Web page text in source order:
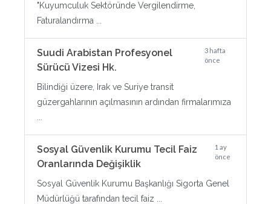
"Kuyumculuk Sektöründe Vergilendirme,
Faturalandırma ...
Suudi Arabistan Profesyonel
Sürücü Vizesi Hk.
3 hafta
önce
Bilindiği üzere, Irak ve Suriye transit
güzergahlarının açılmasının ardından firmalarımıza
Sosyal Güvenlik Kurumu Tecil Faiz
Oranlarında Değişiklik
1 ay
önce
Sosyal Güvenlik Kurumu Başkanlığı Sigorta Genel
Müdürlüğü tarafından tecil faiz ...